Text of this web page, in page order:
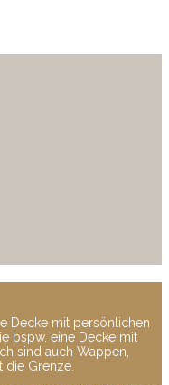
Decke mit persönlichen
bspw. eine Decke mit
sind auch Wappen,
die Grenze.